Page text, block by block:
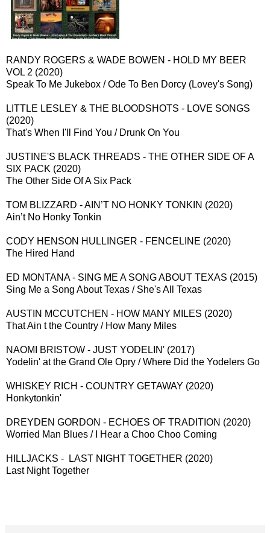
RANDY ROGERS & WADE BOWEN - HOLD MY BEER
VOL 2 (2020)
Speak To Me Jukebox / Ode To Ben Dorcy (Lovey's Song)
LITTLE LESLEY & THE BLOODSHOTS - LOVE SONGS
(2020)
That's When I'll Find You / Drunk On You
JUSTINE'S BLACK THREADS - THE OTHER SIDE OF A
SIX PACK (2020)
The Other Side Of A Six Pack
TOM BLIZZARD - AIN’T NO HONKY TONKIN (2020)
Ain’t No Honky Tonkin
CODY HENSON HULLINGER - FENCELINE (2020)
The Hired Hand
ED MONTANA - SING ME A SONG ABOUT TEXAS (2015)
Sing Me a Song About Texas / She's All Texas
AUSTIN MCCUTCHEN - HOW MANY MILES (2020)
That Ain t the Country / How Many Miles
NAOMI BRISTOW - JUST YODELIN' (2017)
Yodelin' at the Grand Ole Opry / Where Did the Yodelers Go
WHISKEY RICH - COUNTRY GETAWAY (2020)
Honkytonkin'
DREYDEN GORDON - ECHOES OF TRADITION (2020)
Worried Man Blues / I Hear a Choo Choo Coming
HILLJACKS - LAST NIGHT TOGETHER (2020)
Last Night Together